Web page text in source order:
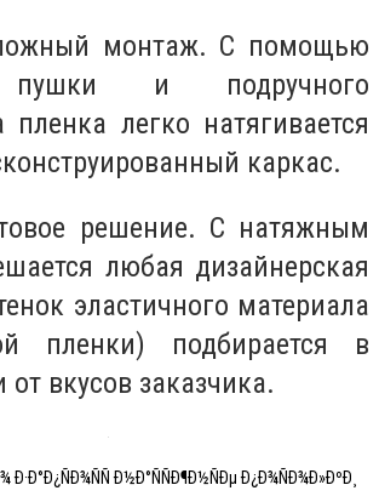
монтаж. С помощью
пушки и подручного
пленка легко натягивается
каркас.
решение. С натяжным
любая дизайнерская
эластичного материала
пленки) подбирается в
от вкусов заказчика.
Ð·Ð°Ð¿ÑÐ¾ÑÑ Ð½Ð°ÑÑÐ¶Ð½ÑÐµ Ð¿Ð¾ÑÐ¾Ð»ÐºÐ¸